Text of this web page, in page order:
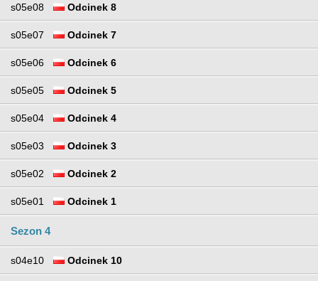
s05e08 Odcinek 8
s05e07 Odcinek 7
s05e06 Odcinek 6
s05e05 Odcinek 5
s05e04 Odcinek 4
s05e03 Odcinek 3
s05e02 Odcinek 2
s05e01 Odcinek 1
Sezon 4
s04e10 Odcinek 10